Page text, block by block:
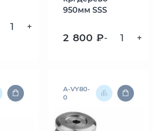
+
950мм SSS
2 800 ₽- +
A-VY80-
0